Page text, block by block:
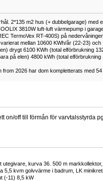
2*135 m2 hus (+ dubbelgarage)
3810W luft-luft värmepump i
TermoVex RT-400S) på
mellan 10600 KWh/år (22-23) och
drygt 6100 KWh (total elförbrukning
på elen) 4800 kWh (total elförbrukning
2026 har dom kompletterats med 54
on/off till förmån för varvtalsstyrda
kurva 36. 500 m
kvm golvvärme i badrum, LK
(-11) 8,5 kW